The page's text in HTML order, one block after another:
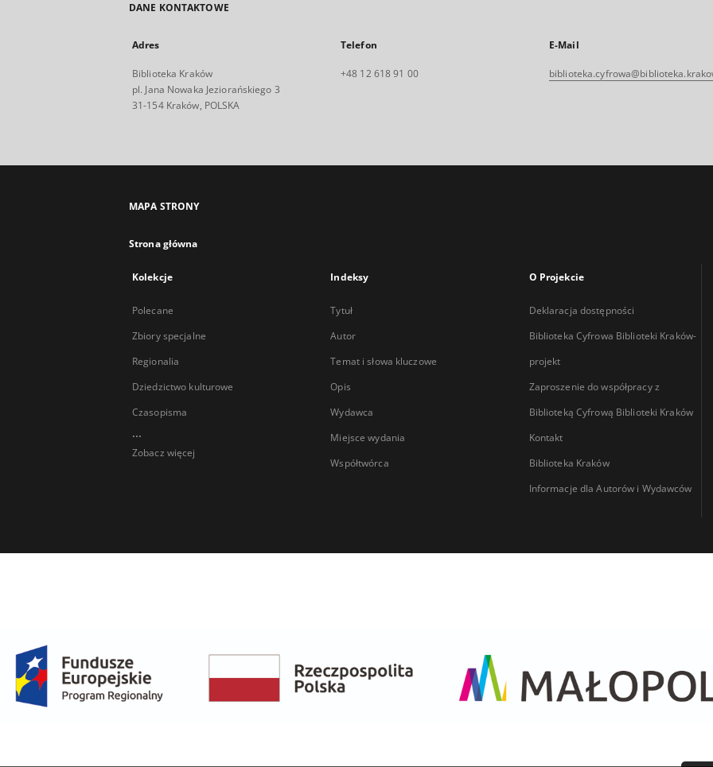
DANE KONTAKTOWE
Adres
Biblioteka Kraków
pl. Jana Nowaka Jeziorańskiego 3
31-154 Kraków, POLSKA
Telefon
+48 12 618 91 00
E-Mail
MAPA STRONY
Strona główna
Kolekcje
Polecane
Zbiory specjalne
Regionalia
Dziedzictwo kulturowe
Czasopisma
...
Zobacz więcej
Indeksy
Tytuł
Autor
Temat i słowa kluczowe
Opis
Wydawca
Miejsce wydania
Współtwórca
O Projekcie
Deklaracja dostępności
Biblioteka Cyfrowa Biblioteki Kraków-
projekt
Zaproszenie do współpracy z
Biblioteką Cyfrową Biblioteki Kraków
Kontakt
Biblioteka Kraków
Informacje dla Autorów i Wydawców